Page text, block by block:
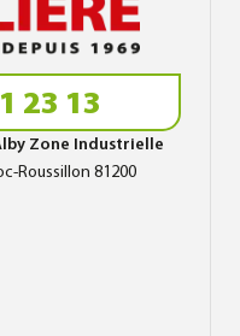
23 13
Zone Industrielle
Roussillon 81200